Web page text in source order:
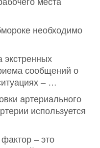
места
необходимо
сообщений о
– …
артериального
используется
– это